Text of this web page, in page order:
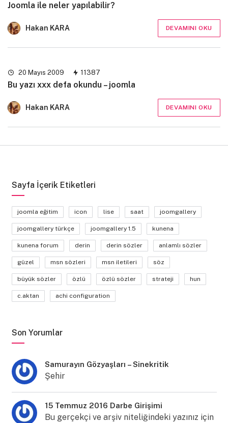
Joomla ile neler yapılabilir?
Hakan KARA DEVAMINI OKU
20 Mayıs 2009 11387
Bu yazı xxx defa okundu – joomla
Hakan KARA DEVAMINI OKU
Sayfa İçerik Etiketleri
joomla eğitim icon lise saat joomgallery
joomgallery türkçe joomgallery 1.5 kunena
kunena forum derin derin sözler anlamlı sözler
güzel msn sözleri msn iletileri söz
büyük sözler özlü özlü sözler strateji hun
c.aktan achi configuration
Son Yorumlar
Samurayın Gözyaşları – Sinekritik
Şehir
15 Temmuz 2016 Darbe Girişimi
Bu gerçekçi ve arşiv niteliğindeki yazınız için